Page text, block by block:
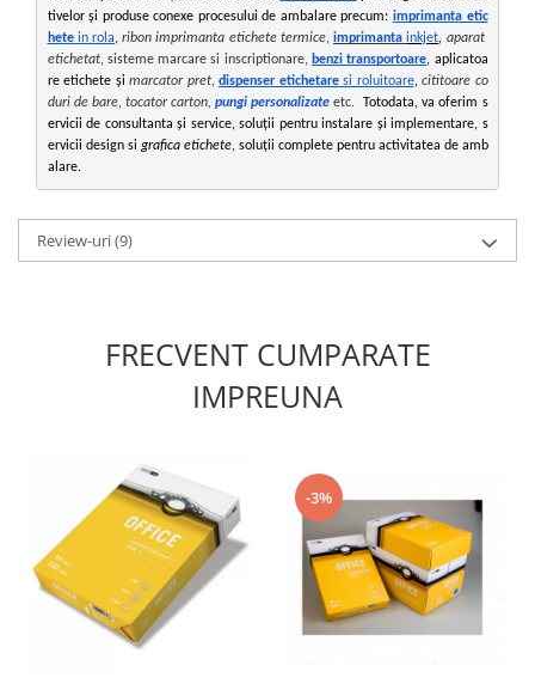
tivelor și produse conexe procesului de ambalare precum: imprimanta etic
hete in rola, ribon imprimanta etichete termice, imprimanta inkjet, aparat
etichetat, sisteme marcare si inscriptionare, benzi transportoare, aplicatoa
re etichete și marcator pret, dispenser etichetare si roluitoare, cititoare co
duri de bare, tocator carton, pungi personalizate etc.
Totodata, va oferim s
ervicii de consultanta și service, soluții pentru instalare și implementare, s
ervicii design si grafica etichete, soluții complete pentru activitatea de amb
alare.
Review-uri(9)
FRECVENT CUMPARATE
IMPREUNA
-3%